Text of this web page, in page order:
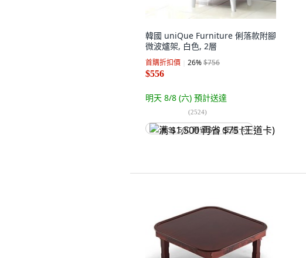
韓國 uniQue Furniture 俐落款附腳
微波爐架, 白色, 2層
首購折扣價 26%$756
$556
明天 8/8 (六) 預計送達
(2524)
满 $1,500 再省 $75 (王道卡)